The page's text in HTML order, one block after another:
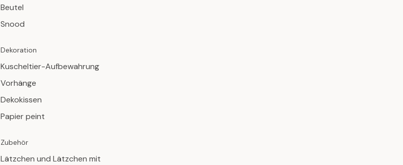
Beutel
Snood
Dekoration
Kuscheltier-Aufbewahrung
Vorhänge
Dekokissen
Papier peint
Zubehör
Lätzchen und Lätzchen mit